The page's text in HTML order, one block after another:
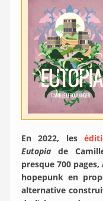
En 2022, les
Eutopia de
presque 700 pages,
hopepunk en
alternative